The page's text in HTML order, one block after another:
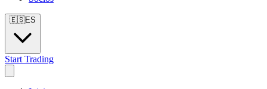
🇪🇸ES
Start Trading